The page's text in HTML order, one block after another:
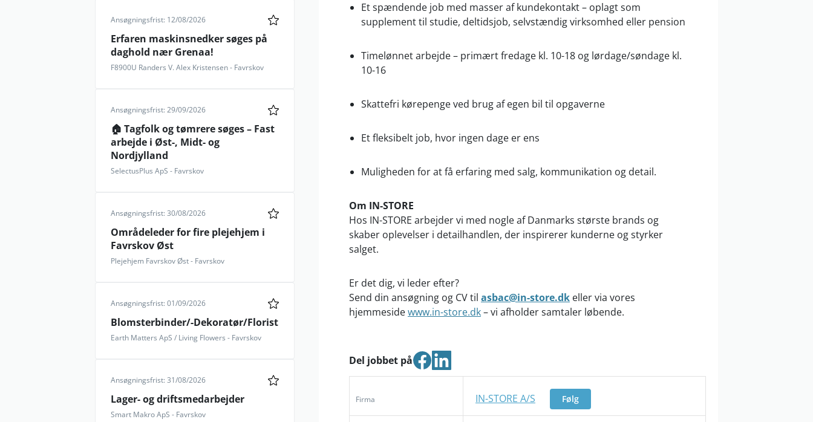
Ansøgningsfrist: 12/08/2026
Erfaren maskinsnedker søges på
daghold nær Grenaa!
F8900U Randers V. Alex Kristensen - Favrskov
Ansøgningsfrist: 29/09/2026
🏠 Tagfolk og tømrere søges – Fast
arbejde i Øst-, Midt- og
Nordjylland
SelectusPlus ApS - Favrskov
Ansøgningsfrist: 30/08/2026
Områdeleder for fire plejehjem i
Favrskov Øst
Plejehjem Favrskov Øst - Favrskov
Ansøgningsfrist: 01/09/2026
Blomsterbinder/-Dekoratør/Florist
Earth Matters ApS / Living Flowers - Favrskov
Ansøgningsfrist: 31/08/2026
Lager- og driftsmedarbejder
Smart Makro ApS - Favrskov
Et spændende job med masser af kundekontakt – oplagt som
supplement til studie, deltidsjob, selvstændig virksomhed eller pension
Timelønnet arbejde – primært fredage kl. 10-18 og lørdage/søndage kl.
10-16
Skattefri kørepenge ved brug af egen bil til opgaverne
Et fleksibelt job, hvor ingen dage er ens
Muligheden for at få erfaring med salg, kommunikation og detail.
Om IN-STORE
Hos IN-STORE arbejder vi med nogle af Danmarks største brands og
skaber oplevelser i detailhandlen, der inspirerer kunderne og styrker
salget.
Er det dig, vi leder efter?
Send din ansøgning og CV til asbac@in-store.dk eller via vores
hjemmesidewww.in-store.dk– vi afholder samtaler løbende.
Del jobbet på
Firma IN-STORE A/S Følg